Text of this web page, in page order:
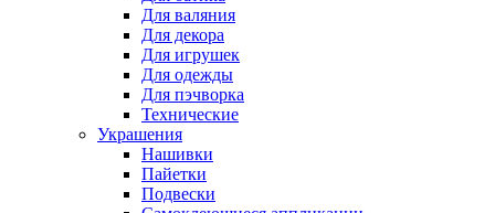
Для валяния
Для декора
Для игрушек
Для одежды
Для пэчворка
Технические
Украшения
Нашивки
Пайетки
Подвески